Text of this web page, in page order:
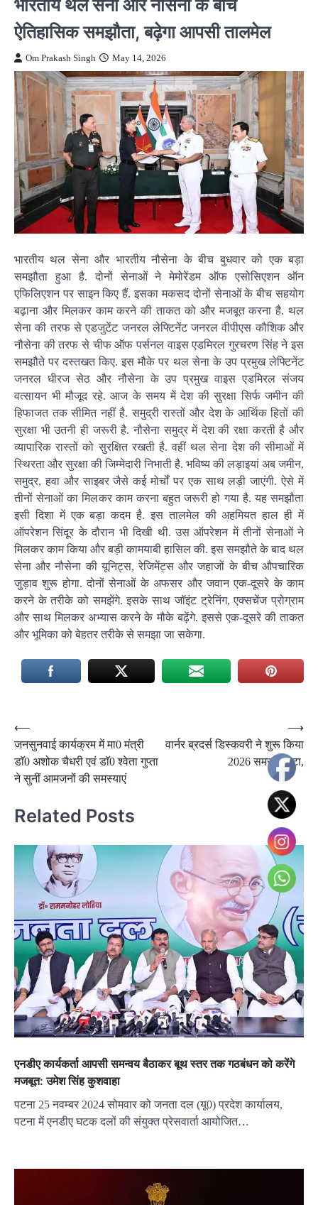
ऐतिहासिक समझौता, बढ़ेगा आपसी तालमेल
Om Prakash Singh May 14, 2026
भारतीय थल सेना और भारतीय नौसेना के बीच बुधवार को एक बड़ा
समझौता हुआ है. दोनों सेनाओं ने मेमोरेंडम ऑफ एसोसिएशन ऑन
एफिलिएशन पर साइन किए हैं. इसका मकसद दोनों सेनाओं के बीच सहयोग
बढ़ाना और मिलकर काम करने की ताकत को और मजबूत करना है. थल
सेना की तरफ से एडजुटेंट जनरल लेफ्टिनेंट जनरल वीपीएस कौशिक और
नौसेना की तरफ से चीफ ऑफ पर्सनल वाइस एडमिरल गुरचरण सिंह ने इस
समझौते पर दस्तखत किए. इस मौके पर थल सेना के उप प्रमुख लेफ्टिनेंट
जनरल धीरज सेठ और नौसेना के उप प्रमुख वाइस एडमिरल संजय
वत्सायन भी मौजूद रहे. आज के समय में देश की सुरक्षा सिर्फ जमीन की
हिफाजत तक सीमित नहीं है. समुद्री रास्तों और देश के आर्थिक हितों की
सुरक्षा भी उतनी ही जरूरी है. नौसेना समुद्र में देश की रक्षा करती है और
व्यापारिक रास्तों को सुरक्षित रखती है. वहीं थल सेना देश की सीमाओं में
स्थिरता और सुरक्षा की जिम्मेदारी निभाती है. भविष्य की लड़ाइयां अब जमीन,
समुद्र, हवा और साइबर जैसे कई मोर्चों पर एक साथ लड़ी जाएंगी. ऐसे में
तीनों सेनाओं का मिलकर काम करना बहुत जरूरी हो गया है. यह समझौता
इसी दिशा में एक बड़ा कदम है. इस तालमेल की अहमियत हाल ही में
ऑपरेशन सिंदूर के दौरान भी दिखी थी. उस ऑपरेशन में तीनों सेनाओं ने
मिलकर काम किया और बड़ी कामयाबी हासिल की. इस समझौते के बाद थल
सेना और नौसेना की यूनिट्स, रेजिमेंट्स और जहाजों के बीच औपचारिक
जुड़ाव शुरू होगा. दोनों सेनाओं के अफसर और जवान एक-दूसरे के काम
करने के तरीके को समझेंगे. इसके साथ जॉइंट ट्रेनिंग, एक्सचेंज प्रोग्राम
और साथ मिलकर अभ्यास करने के मौके बढ़ेंगे. इससे एक-दूसरे की ताकत
और भूमिका को बेहतर तरीके से समझा जा सकेगा.
Post
navigation
⟵
जनसुनवाई कार्यक्रम में मा0 मंत्री
डाॅ0 अशोक चैधरी एवं डाॅ0 श्वेता गुप्ता
ने सुनीं आमजनों की समस्याएं
वार्नर ब्रदर्स डिस्कवरी ने शुरू किया
2026 समर फीस्टा,
⟶
Related Posts
एनडीए कार्यकर्ता आपसी समन्वय बैठाकर बूथ स्तर तक गठबंधन को करेंगे
मजबूत: उमेश सिंह कुशवाहा
पटना 25 नवम्बर 2024 सोमवार को जनता दल (यू0) प्रदेश कार्यालय,
पटना में एनडीए घटक दलों की संयुक्त प्रेसवार्ता आयोजित…